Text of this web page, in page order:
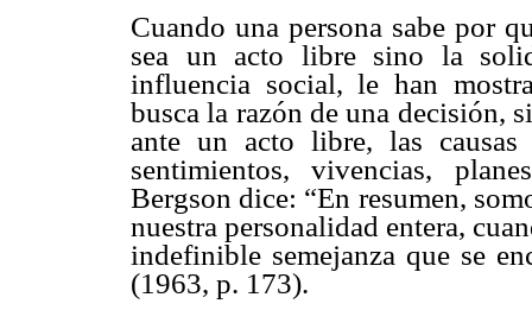
Cuando una persona sabe por
sea un acto libre sino la
influencia social, le han
busca la razón de una decisión,
ante un acto libre, las
sentimientos, vivencias,
Bergson dice: “En resumen,
nuestra personalidad entera,
indefinible semejanza que se
(1963, p. 173).